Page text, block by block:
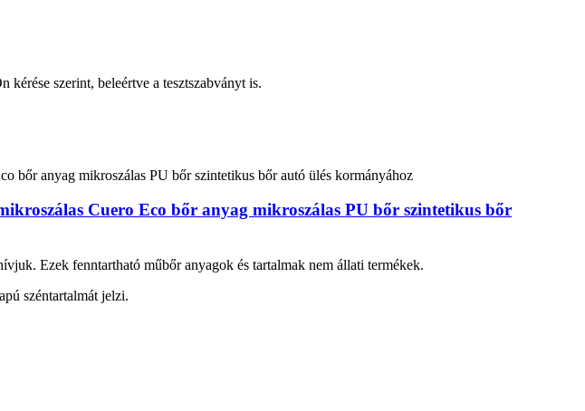
kérése szerint, beleértve a tesztszabványt is.
Cuero Eco bőr anyag mikroszálas PU bőr szintetikus bőr
Ezek fenntartható műbőr anyagok és tartalmak nem állati termékek.
széntartalmát jelzi.